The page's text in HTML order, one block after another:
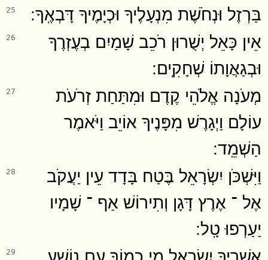
25 בַּרְזֶל וּנְחֹשֶׁת מִנְעָלֶיךָ וּכְיָמֶיךָ דָּבְאֶֽךָ ׃
26
אֵין כָּאֵל יְשֻׁרוּן רֹכֵב שָׁמַיִם בְעֶזְרֶךָ
וּבְגַאֲוָתוֹ שְׁחָקִֽים ׃
27
מְעֹנָה אֱלֹהֵי קֶדֶם וּמִתַּחַת זְרֹעֹת
עוֹלָם וַיְגָרֶשׁ מִפָּנֶיךָ אוֹיֵב וַיֹּאמֶר
הַשְׁמֵֽד ׃
28
וַיִּשְׁכֹּן יִשְׂרָאֵל בֶּטַח בָּדָד עֵין יַעֲקֹב
אֶל ־ אֶרֶץ דָּגָן וְתִירוֹשׁ אַף ־ שָׁמָיו
יַעַרְפוּ טָֽל ׃
29
אַשְׁרֶיךָ יִשְׂרָאֵל מִי כָמוֹךָ עַם נוֹשַׁע